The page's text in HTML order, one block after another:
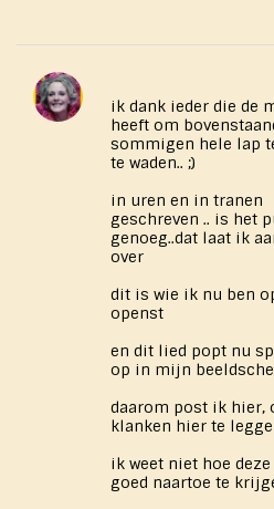
ik dank ieder die de
heeft om
sommigen hele lap
te waden.. ;)
in uren en in tranen
geschreven .. is het
genoeg..dat laat ik
over
dit is wie ik nu ben
openst
en dit lied popt nu
op in mijn
daarom post ik hier,
klanken hier te
ik weet niet hoe
goed naartoe te